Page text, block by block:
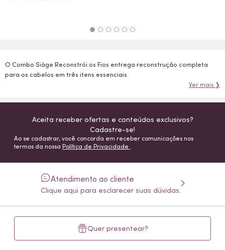
O Combo Siàge Reconstrói os Fios entrega reconstrução completa
para os cabelos em três itens essenciais.
Ver mais ❯
Aceita receber ofertas e conteúdos exclusivos?
Cadastre-se!
Ao se cadastrar, você concorda em receber comunicações nos
termos da nossa Política de Privacidade .
Atendimento ao cliente
Clique aqui para esclarecer suas dúvidas.
Quer presentear?